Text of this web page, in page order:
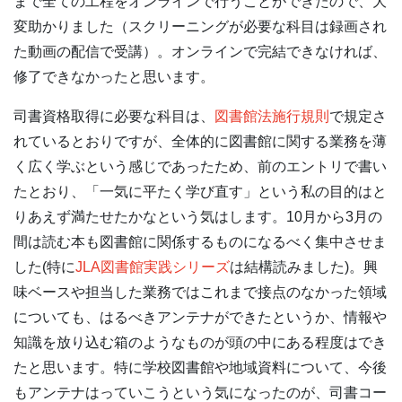
変助かりました（スクリーニングが必要な科目は録画され
た動画の配信で受講）。オンラインで完結できなければ、
修了できなかったと思います。
司書資格取得に必要な科目は、 図書館法施行規則 で規定さ
れているとおりですが、全体的に図書館に関する業務を薄
く広く学ぶという感じであったため、前のエントリで書い
たとおり、「一気に平たく学び直す」という私の目的はと
りあえず満たせたかなという気はします。10月から3月の
間は読む本も図書館に関係するものになるべく集中させま
した(特にJLA図書館実践シリーズは結構読みました)。興
味ベースや担当した業務ではこれまで接点のなかった領域
についても、はるべきアンテナができたというか、情報や
知識を放り込む箱のようなものが頭の中にある程度はでき
たと思います。特に学校図書館や地域資料について、今後
もアンテナはっていこうという気になったのが、司書コー